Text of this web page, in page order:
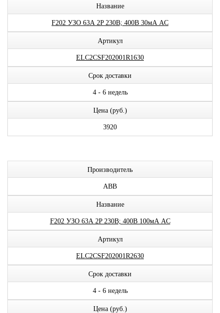
Название
F202 УЗО 63А 2P 230В; 400В 30мА AC
Артикул
ELC2CSF202001R1630
Срок доставки
4 - 6 недель
Цена (руб.)
3920
Производитель
ABB
Название
F202 УЗО 63А 2P 230В; 400В 100мА AC
Артикул
ELC2CSF202001R2630
Срок доставки
4 - 6 недель
Цена (руб.)